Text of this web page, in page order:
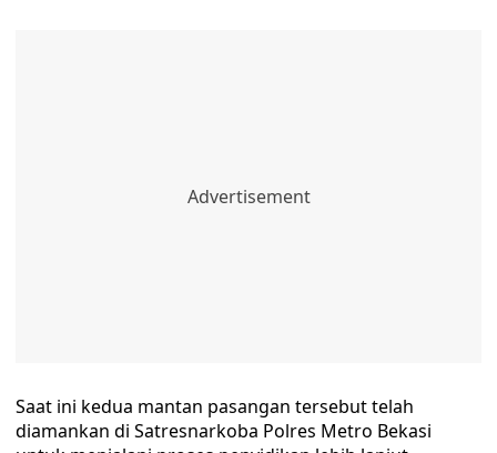
Saat ini kedua mantan pasangan tersebut telah
diamankan di Satresnarkoba Polres Metro Bekasi